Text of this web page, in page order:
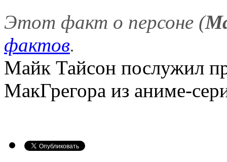
Этот факт о персоне (
фактов.
Майк Тайсон послужил
МакГрегора из аниме-